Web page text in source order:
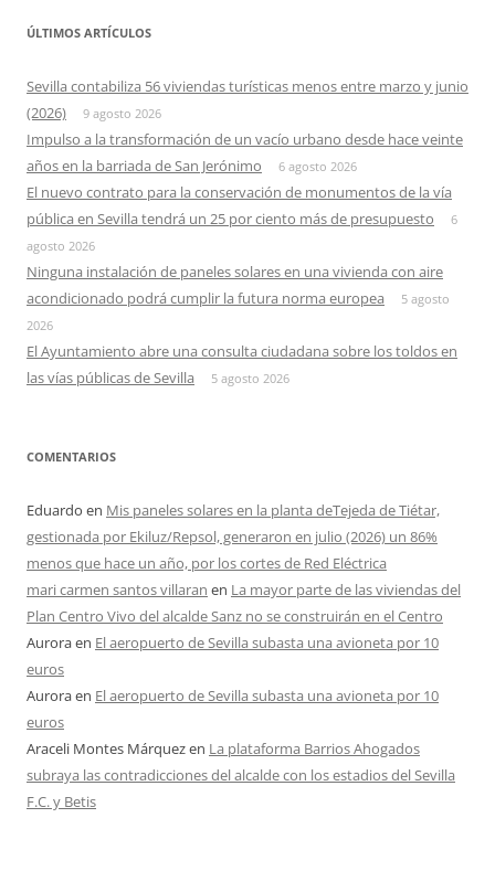
ÚLTIMOS ARTÍCULOS
Sevilla contabiliza 56 viviendas turísticas menos entre marzo y junio
(2026)
9 agosto 2026
Impulso a la transformación de un vacío urbano desde hace veinte
años en la barriada de San Jerónimo
6 agosto 2026
El nuevo contrato para la conservación de monumentos de la vía
pública en Sevilla tendrá un 25 por ciento más de presupuesto
6
agosto 2026
Ninguna instalación de paneles solares en una vivienda con aire
acondicionado podrá cumplir la futura norma europea
5 agosto
2026
El Ayuntamiento abre una consulta ciudadana sobre los toldos en
las vías públicas de Sevilla
5 agosto 2026
COMENTARIOS
Eduardo en Mis paneles solares en la planta deTejeda de Tiétar,
gestionada por Ekiluz/Repsol, generaron en julio (2026) un 86%
menos que hace un año, por los cortes de Red Eléctrica
mari carmen santos villaran en La mayor parte de las viviendas del
Plan Centro Vivo del alcalde Sanz no se construirán en el Centro
Auroraen El aeropuerto de Sevilla subasta una avioneta por 10
euros
Auroraen El aeropuerto de Sevilla subasta una avioneta por 10
euros
Araceli Montes Márquezen La plataforma Barrios Ahogados
subraya las contradicciones del alcalde con los estadios del Sevilla
F.C. y Betis